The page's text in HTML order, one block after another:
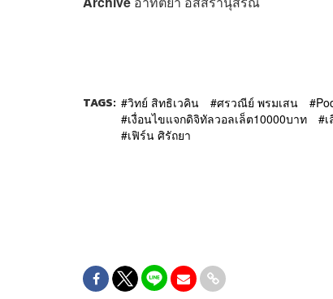
TAGS: วิทย์ สิทธิเวคิน ศรวณีย์ พรมเสน
เงื่อนไขแจกดิจิทัลวอลเล็ต10000บาท
เฟิร์น ศิรัถยา